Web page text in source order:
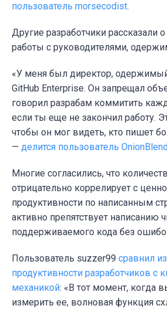
пользователь morsecodist.
Другие разработчики рассказали
работы с руководителями,
«У меня был директор, одержимый
GitHub Enterprise. Он запрещал
говорил разрабам коммитить
если ты еще не закончил работу.
чтобы он мог видеть, кто пишет
— делится пользователь
Многие согласились, что
отрицательно коррелирует с
продуктивности по написанным
активно препятствует написанию
поддерживаемого кода без
Пользователь suzzer99 сравнил
продуктивности разработчиков с
механикой: «В тот момент, когда
измерить ее, волновая функция